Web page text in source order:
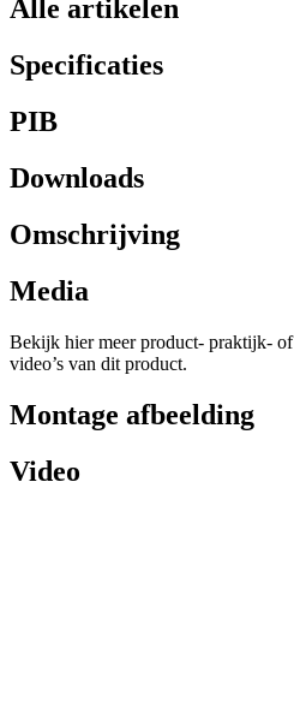
Alle artikelen
Specificaties
PIB
Downloads
Omschrijving
Media
Bekijk hier meer product- praktijk-
video’s van dit product.
Montage afbeelding
Video